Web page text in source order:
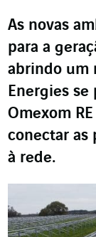
As novas
para a
abrindo um
Energies
Omexom
conectar as
à rede.